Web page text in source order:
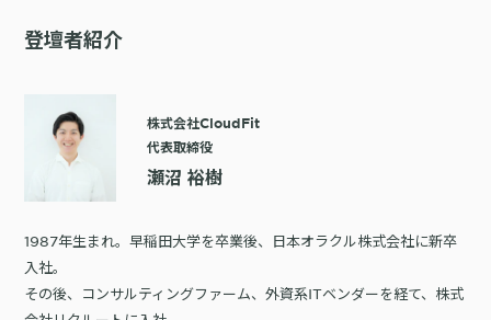
登壇者紹介
株式会社CloudFit
代表取締役
瀬沼 裕樹
1987年生まれ。早稲田大学を卒業後、日本オラクル株式会社に新卒
入社。
その後、コンサルティングファーム、外資系ITベンダーを経て、株式